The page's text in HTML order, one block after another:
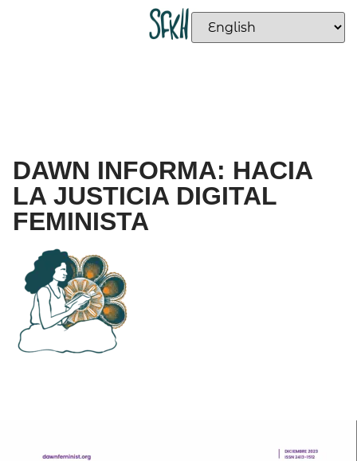
DAWN INFORMA: HACIA
LA JUSTICIA DIGITAL
FEMINISTA